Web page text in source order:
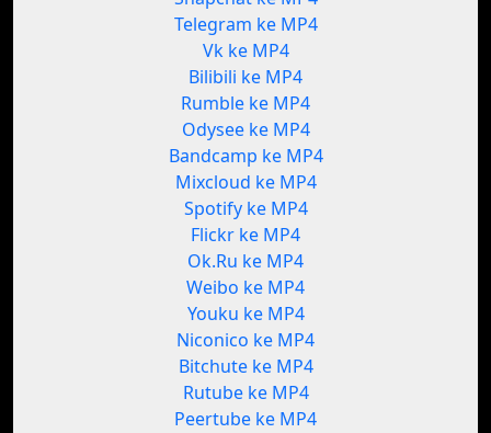
Telegram ke MP4
Vk ke MP4
Bilibili ke MP4
Rumble ke MP4
Odysee ke MP4
Bandcamp ke MP4
Mixcloud ke MP4
Spotify ke MP4
Flickr ke MP4
Ok.Ru ke MP4
Weibo ke MP4
Youku ke MP4
Niconico ke MP4
Bitchute ke MP4
Rutube ke MP4
Peertube ke MP4